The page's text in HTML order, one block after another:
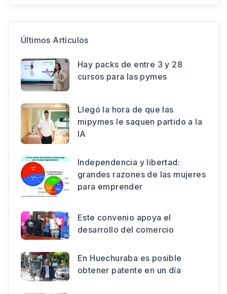
Últimos Artículos
Hay packs de entre 3 y 28
cursos para las pymes
Llegó la hora de que las
mipymes le saquen partido a la
IA
Independencia y libertad:
grandes razones de las mujeres
para emprender
Este convenio apoya el
desarrollo del comercio
En Huechuraba es posible
obtener patente en un día